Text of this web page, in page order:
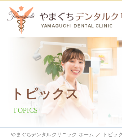
トピックス
TOPICS
やまぐちデンタルクリニック ホーム トピッ